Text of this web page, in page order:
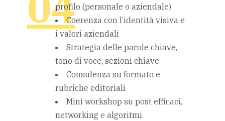
profilo (personale o aziendale)
Coerenza con l’identità visiva e
i valori aziendali
Strategia delle parole chiave,
tono di voce, sezioni chiave
Consulenza su formato e
rubriche editoriali
Mini workshop su post efficaci,
networking e algoritmi